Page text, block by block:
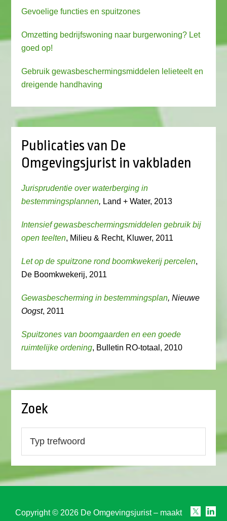
Gevoelige functies en spuitzones
Omzetting bedrijfswoning naar burgerwoning? Let
goed op!
Gebruik gewasbeschermingsmiddelen lelieteelt en
dreigende handhaving
Publicaties van De
Omgevingsjurist in vakbladen
Jurisprudentie over waterberging in
bestemmingsplannen, Land + Water, 2013
Intensief gewasbeschermingsmiddelen gebruik bij
open teelten, Milieu & Recht, Kluwer, 2011
Let op de spuitzone rond boomkwekerij percelen,
De Boomkwekerij, 2011
Gewasbescherming in bestemmingsplan, Nieuwe
Oogst, 2011
Spuitzones van boomgaarden en een goede
ruimtelijke ordening, Bulletin RO-totaal, 2010
Zoek
Copyright © 2026 De Omgevingsjurist – maakt